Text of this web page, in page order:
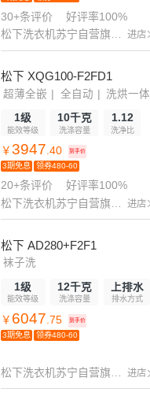
30+条评价
好评率100%
松下洗衣机苏宁自营旗舰店
进店
松下 XQG100-F2FD1
超薄全嵌 全自动 洗烘一体
1级
能效等级
10千克
洗涤容量
1.12
洗净比
￥ 3947.40 到手价
3期免息 领券480-60
20+条评价
好评率100%
松下洗衣机苏宁自营旗舰店
进店
松下 AD280+F2F1
袜子洗
1级
能效等级
12千克
洗涤容量
上排水
排水方式
￥ 6047.75 到手价
3期免息 领券480-60
松下洗衣机苏宁自营旗舰店 进店